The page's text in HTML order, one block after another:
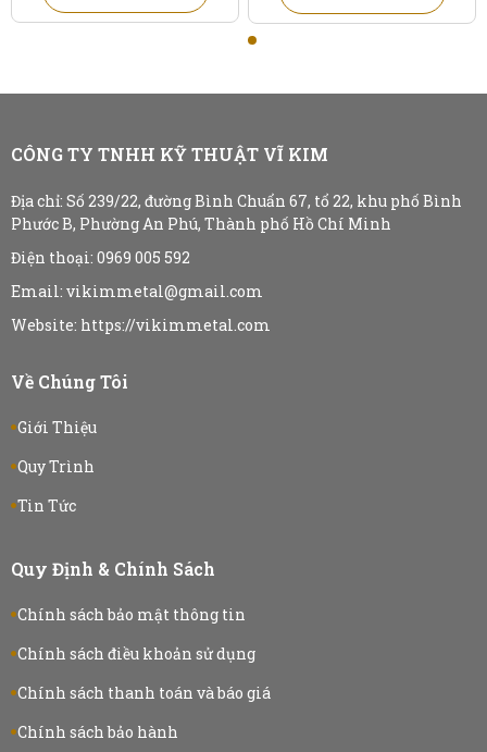
CÔNG TY TNHH KỸ THUẬT VĨ KIM
Địa chỉ: Số 239/22, đường Bình Chuẩn 67, tổ 22, khu phố Bình
Phước B, Phường An Phú, Thành phố Hồ Chí Minh
Điện thoại: 0969 005 592
Email: vikimmetal@gmail.com
Website: https://vikimmetal.com
Về Chúng Tôi
Giới Thiệu
Quy Trình
Tin Tức
Quy Định & Chính Sách
Chính sách bảo mật thông tin
Chính sách điều khoản sử dụng
Chính sách thanh toán và báo giá
Chính sách bảo hành